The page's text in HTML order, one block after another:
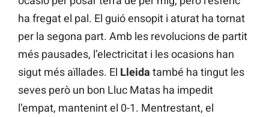
ha fregat el pal. El guió ensopit i aturat ha tornat
per la segona part. Amb les revolucions de partit
més pausades, l’electricitat i les ocasions han
sigut més aïllades. El Lleida també ha tingut les
seves però un bon Lluc Matas ha impedit
l’empat, mantenint el 0-1. Mentrestant, el